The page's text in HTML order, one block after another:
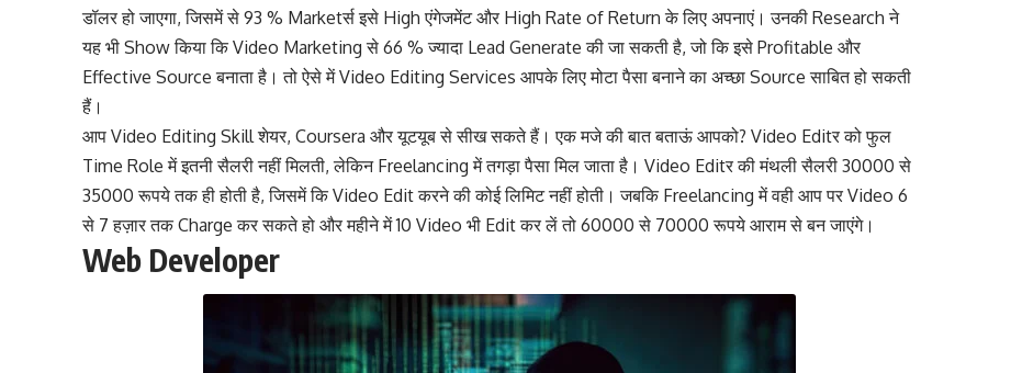
डॉलर हो जाएगा, जिसमें से 93 % Marketर्स इसे High एंगेजमेंट और High Rate of Return के लिए अपनाएं। उनकी Research ने
यह भी Show किया कि Video Marketing से 66 % ज्यादा Lead Generate की जा सकती है, जो कि इसे Profitable और
Effective Source बनाता है। तो ऐसे में Video Editing Services आपके लिए मोटा पैसा बनाने का अच्छा Source साबित हो सकती
हैं।
आप Video Editing Skill शेयर, Coursera और यूटयूब से सीख सकते हैं। एक मजे की बात बताऊं आपको? Video Editर को फुल
Time Role में इतनी सैलरी नहीं मिलती, लेकिन Freelancing में तगड़ा पैसा मिल जाता है। Video Editर की मंथली सैलरी 30000 से
35000 रूपये तक ही होती है, जिसमें कि Video Edit करने की कोई लिमिट नहीं होती। जबकि Freelancing में वही आप पर Video 6
से 7 हज़ार तक Charge कर सकते हो और महीने में 10 Video भी Edit कर लें तो 60000 से 70000 रूपये आराम से बन जाएंगे।
Web Developer